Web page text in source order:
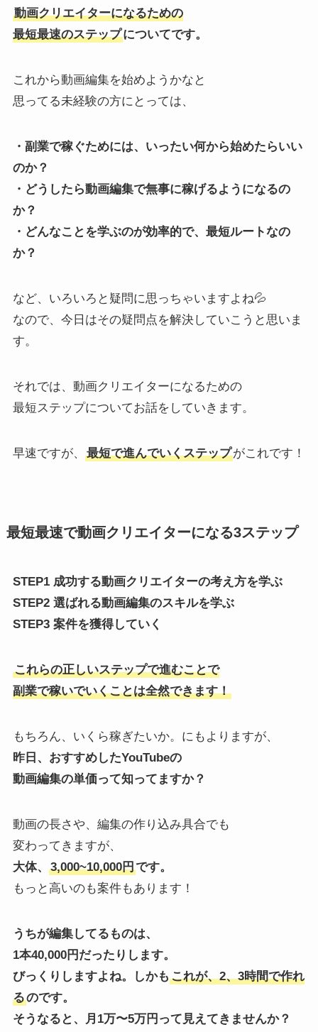
動画クリエイターになるための
最短最速のステップについてです。
これから動画編集を始めようかなと
思ってる未経験の方にとっては、
・副業で稼ぐためには、いったい何から始めたらいい
のか？
・どうしたら動画編集で無事に稼げるようになるの
か？
・どんなことを学ぶのが効率的で、最短ルートなの
か？
など、いろいろと疑問に思っちゃいますよね💦
なので、今日はその疑問点を解決していこうと思いま
す。
それでは、動画クリエイターになるための
最短ステップについてお話をしていきます。
早速ですが、 最短で進んでいくステップがこれです！
最短最速で動画クリエイターになる3ステップ
STEP1 成功する動画クリエイターの考え方を学ぶ
STEP2 選ばれる動画編集のスキルを学ぶ
STEP3 案件を獲得していく
これらの正しいステップで進むことで
副業で稼いでいくことは全然できます！
もちろん、いくら稼ぎたいか。にもよりますが、
昨日、おすすめしたYouTubeの
動画編集の単価って知ってますか？
動画の長さや、編集の作り込み具合でも
変わってきますが、
大体、
3,000~10,000円です。
もっと高いのも案件もあります！
うちが編集してるものは、
1本40,000円だったりします。
びっくりしますよね。しかも これが、2、3時間で作れ
るのです。
そうなると、月1万〜5万円って見えてきませんか？